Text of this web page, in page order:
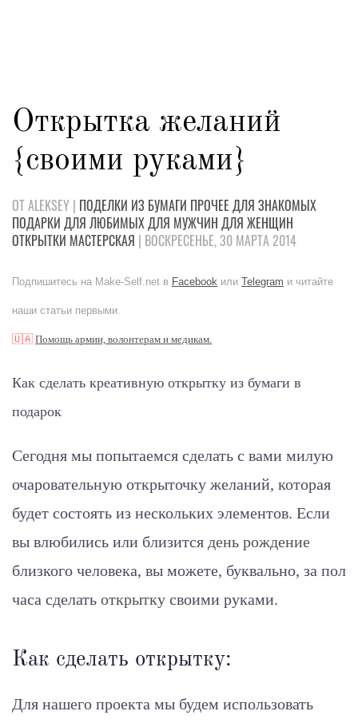
Открытка желаний
{своими руками}
ОТ ALEKSEY | ПОДЕЛКИ ИЗ БУМАГИ ПРОЧЕЕ ДЛЯ ЗНАКОМЫХ
ПОДАРКИ ДЛЯ ЛЮБИМЫХДЛЯ МУЖЧИН ДЛЯ ЖЕНЩИН
ОТКРЫТКИ МАСТЕРСКАЯ | ВОСКРЕСЕНЬЕ, 30 МАРТА 2014
Подпишитесь на Make-Self.net в Facebook или Telegram и читайте
наши статьи первыми.
🇺🇦Помощь армии, волонтерам и медикам.
Как сделать креативную открытку из бумаги в
подарок
Сегодня мы попытаемся сделать с вами милую
очаровательную открыточку желаний, которая
будет состоять из нескольких элементов. Если
вы влюбились или близится день рождение
близкого человека, вы можете, буквально, за пол
часа сделать открытку своими руками.
Как сделать открытку:
Для нашего проекта мы будем использовать